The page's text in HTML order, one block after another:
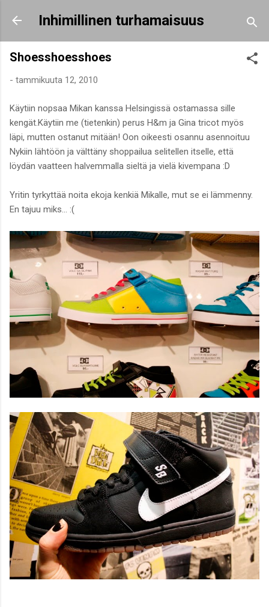
Siirry pääsisältöön
Inhimillinen turhamaisuus
Shoesshoesshoes
- tammikuuta 12, 2010
Käytiin nopsaa Mikan kanssa Helsingissä ostamassa sille
kengät.Käytiin me (tietenkin) perus H&m ja Gina tricot myös
läpi, mutten ostanut mitään! Oon oikeesti osannu asennoituu
Nykiin lähtöön ja välttäny shoppailua selitellen itselle, että
löydän vaatteen halvemmalla sieltä ja vielä kivempana :D
Yritin tyrkyttää noita ekoja kenkiä Mikalle, mut se ei lämmenny.
En tajuu miks... :(